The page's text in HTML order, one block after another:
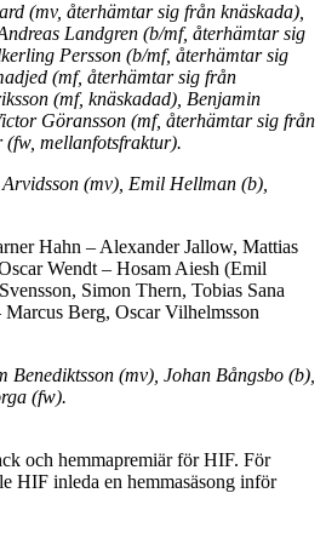
(mv, återhämtar sig från knäskada),
Landgren (b/mf, återhämtar sig
Persson (b/mf, återhämtar sig
(mf, återhämtar sig från
(mf, knäskadad), Benjamin
Göransson (mf, återhämtar sig från
(fw, mellanfotsfraktur).
(mv), Emil Hellman (b),
Hahn – Alexander Jallow, Mattias
Wendt – Hosam Aiesh (Emil
Simon Thern, Tobias Sana
Berg, Oscar Vilhelmsson
Benediktsson (mv), Johan Bångsbo (b),
(fw).
och hemmapremiär för HIF. För
HIF inleda en hemmasäsong inför